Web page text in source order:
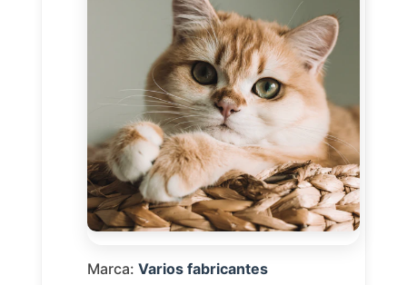
Marca: Varios fabricantes